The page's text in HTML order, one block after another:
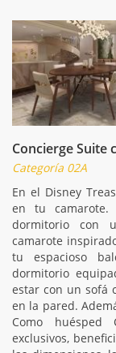
Concierge Suite
Categoría 02A
En el Disney
en tu camarote.
dormitorio con
camarote
tu espacioso
dormitorio
estar con un sofá
en la pared.
Como huésped
exclusivos,